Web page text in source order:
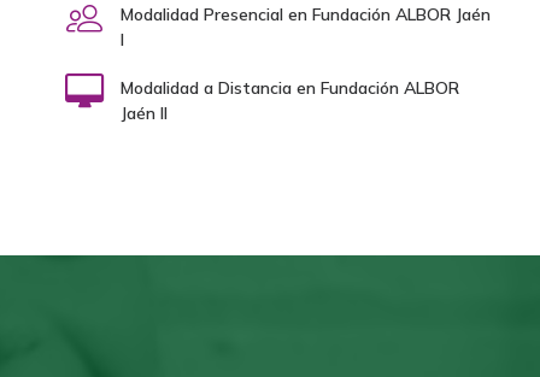
Modalidad Presencial en Fundación ALBOR Jaén
I
Modalidad a Distancia en Fundación ALBOR
Jaén II